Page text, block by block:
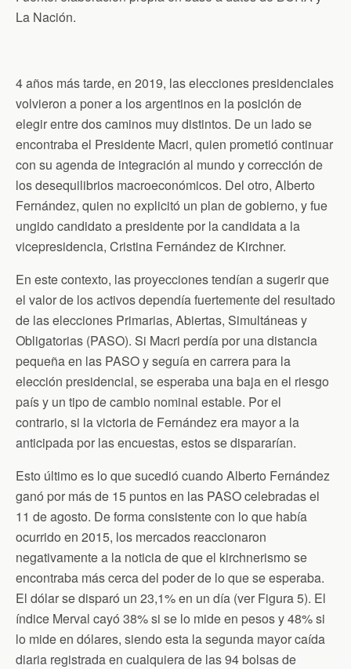
La Nación.
4 años más tarde, en 2019, las elecciones presidenciales
volvieron a poner a los argentinos en la posición de
elegir entre dos caminos muy distintos. De un lado se
encontraba el Presidente Macri, quien prometió continuar
con su agenda de integración al mundo y corrección de
los desequilibrios macroeconómicos. Del otro, Alberto
Fernández, quien no explicitó un plan de gobierno, y fue
ungido candidato a presidente por la candidata a la
vicepresidencia, Cristina Fernández de Kirchner.
En este contexto, las proyecciones tendían a sugerir que
el valor de los activos dependía fuertemente del resultado
de las elecciones Primarias, Abiertas, Simultáneas y
Obligatorias (PASO). Si Macri perdía por una distancia
pequeña en las PASO y seguía en carrera para la
elección presidencial, se esperaba una baja en el riesgo
país y un tipo de cambio nominal estable. Por el
contrario, si la victoria de Fernández era mayor a la
anticipada por las encuestas, estos se dispararían.
Esto último es lo que sucedió cuando Alberto Fernández
ganó por más de 15 puntos en las PASO celebradas el
11 de agosto. De forma consistente con lo que había
ocurrido en 2015, los mercados reaccionaron
negativamente a la noticia de que el kirchnerismo se
encontraba más cerca del poder de lo que se esperaba.
El dólar se disparó un 23,1% en un día (ver Figura 5). El
índice Merval cayó 38% si se lo mide en pesos y 48% si
lo mide en dólares, siendo esta la segunda mayor caída
diaria registrada en cualquiera de las 94 bolsas de